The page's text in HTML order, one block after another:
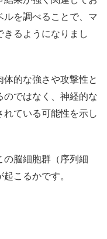
ルを調べることで、マ
るようになりまし
的な強さや攻撃性と
ではなく、神経的な
ている可能性を示し
の脳細胞群（序列細
こるかです。